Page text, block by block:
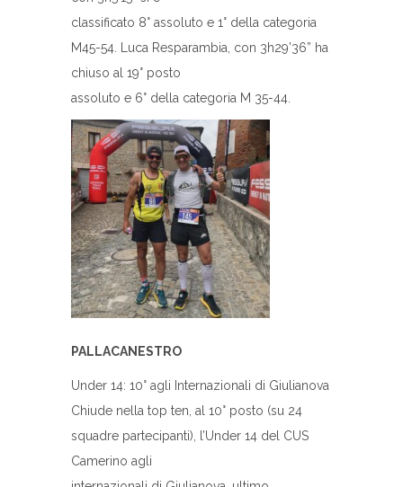
classificato 8° assoluto e 1° della categoria
M45-54. Luca Resparambia, con 3h29’36” ha
chiuso al 19° posto
assoluto e 6° della categoria M 35-44.
PALLACANESTRO
Under 14: 10° agli Internazionali di Giulianova
Chiude nella top ten, al 10° posto (su 24
squadre partecipanti), l’Under 14 del CUS
Camerino agli